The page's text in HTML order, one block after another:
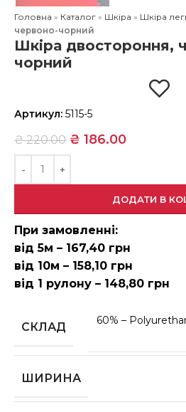
Головна » Каталог » Шкіра » Шкіра
червоно-чорний
Шкіра двостороння,
чорний
Артикул:5115-5
₴220.00 ₴ 186.00
ДОДАТИ В
При замовленні:
від 5м – 167,40 грн
від 10м – 158,10 грн
від 1 рулону – 148,80 грн
СКЛАД
60% –
ШИРИНА